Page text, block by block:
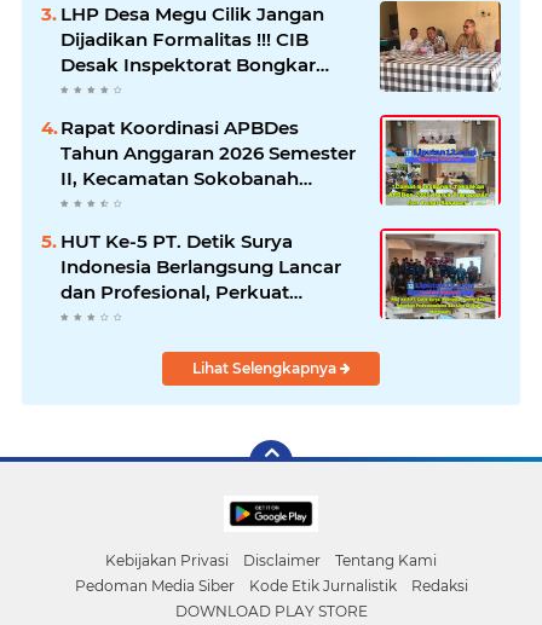
LHP Desa Megu Cilik Jangan
Dijadikan Formalitas !!! CIB
Desak Inspektorat Bongkar
Seluruh Fakta dan Hentikan
Dugaan Permainan Oknum
Rapat Koordinasi APBDes
Tahun Anggaran 2026 Semester
II, Kecamatan Sokobanah
Libatkan 12 Desa
HUT Ke-5 PT. Detik Surya
Indonesia Berlangsung Lancar
dan Profesional, Perkuat
Kompetensi Wartawan
Lihat Selengkapnya
Kebijakan Privasi Disclaimer
Tentang Kami
Pedoman Media Siber
Kode Etik Jurnalistik
Redaksi
DOWNLOAD PLAY STORE